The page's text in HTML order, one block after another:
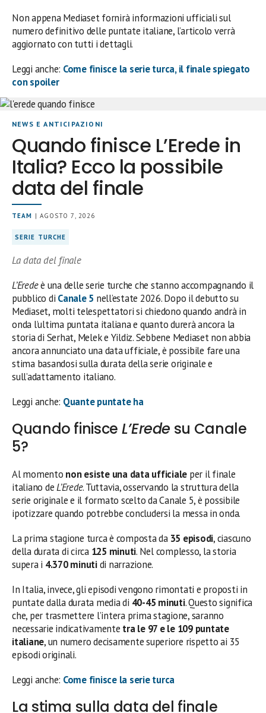
Non appena Mediaset fornirà informazioni ufficiali sul
numero definitivo delle puntate italiane, l’articolo verrà
aggiornato con tutti i dettagli.
Leggi anche: Come finisce la serie turca, il finale spiegato
con spoiler
NEWS E ANTICIPAZIONI
Quando finisce L’Erede in
Italia? Ecco la possibile
data del finale
TEAM | AGOSTO 7, 2026
SERIE TURCHE
La data del finale
L’Eredeè una delle serie turche che stanno accompagnando il
pubblico di Canale 5 nell’estate 2026. Dopo il debutto su
Mediaset, molti telespettatori si chiedono quando andrà in
onda l’ultima puntata italiana e quanto durerà ancora la
storia di Serhat, Melek e Yildiz. Sebbene Mediaset non abbia
ancora annunciato una data ufficiale, è possibile fare una
stima basandosi sulla durata della serie originale e
sull’adattamento italiano.
Leggi anche: Quante puntate ha
Quando finisce L’Erede su Canale
5?
Al momento non esiste una data ufficiale per il finale
italiano deL’Erede. Tuttavia, osservando la struttura della
serie originale e il formato scelto da Canale 5, è possibile
ipotizzare quando potrebbe concludersi la messa in onda.
La prima stagione turca è composta da 35 episodi, ciascuno
della durata di circa 125 minuti. Nel complesso, la storia
supera i 4.370 minutidi narrazione.
In Italia, invece, gli episodi vengono rimontati e proposti in
puntate dalla durata media di 40-45 minuti. Questo significa
che, per trasmettere l’intera prima stagione, saranno
necessarie indicativamente tra le 97 e le 109 puntate
italiane, un numero decisamente superiore rispetto ai 35
episodi originali.
Leggi anche: Come finisce la serie turca
La stima sulla data del finale